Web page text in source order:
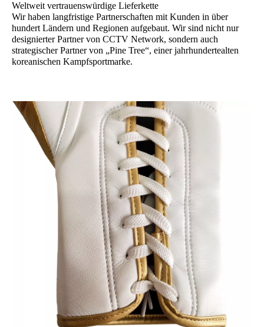
Weltweit vertrauenswürdige Lieferkette
Wir haben langfristige Partnerschaften mit Kunden in über
hundert Ländern und Regionen aufgebaut. Wir sind nicht nur
designierter Partner von CCTV Network, sondern auch
strategischer Partner von „Pine Tree“, einer jahrhundertealten
koreanischen Kampfsportmarke.